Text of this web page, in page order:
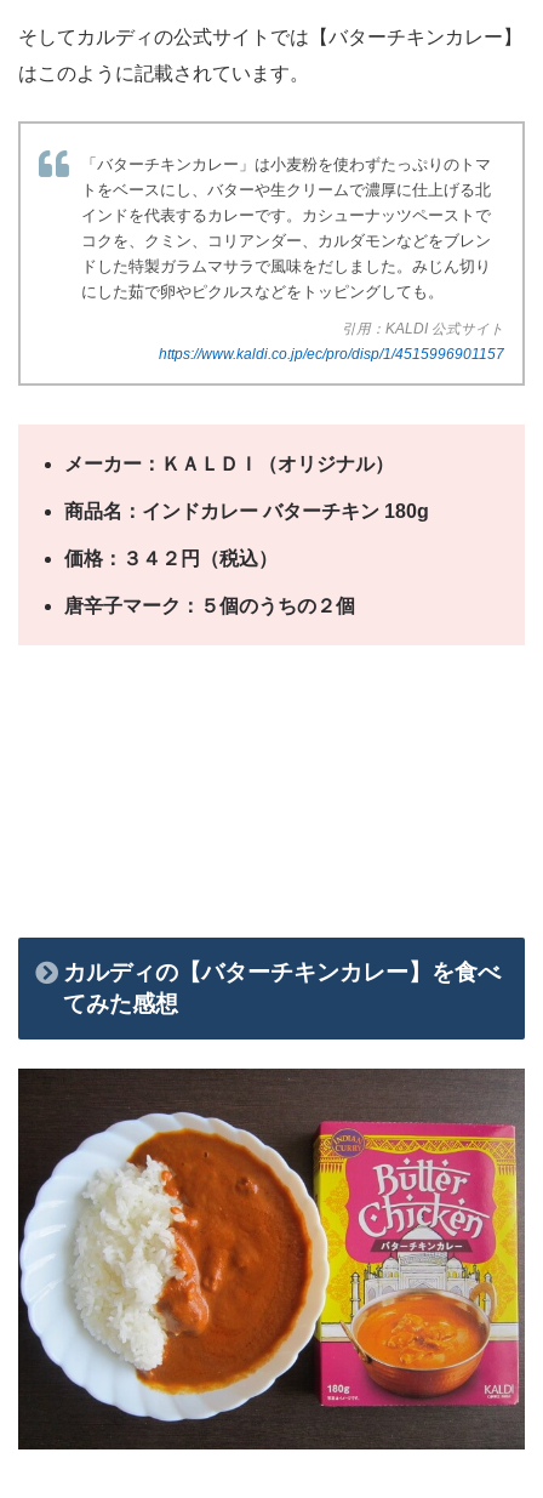
そしてカルディの公式サイトでは【バターチキンカレー】
はこのように記載されています。
「バターチキンカレー」は小麦粉を使わずたっぷりのトマ
トをベースにし、バターや生クリームで濃厚に仕上げる北
インドを代表するカレーです。カシューナッツペーストで
コクを、クミン、コリアンダー、カルダモンなどをブレン
ドした特製ガラムマサラで風味をだしました。みじん切り
にした茹で卵やピクルスなどをトッピングしても。
引用：KALDI 公式サイト
https://www.kaldi.co.jp/ec/pro/disp/1/4515996901157
メーカー：ＫＡＬＤＩ（オリジナル）
商品名：インドカレー バターチキン 180g
価格：３４２円（税込）
唐辛子マーク：５個のうちの２個
カルディの【バターチキンカレー】
を食べ
てみた感想